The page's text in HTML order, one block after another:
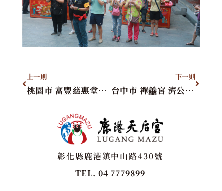
上一則
桃園市 富豐慈惠堂進香團
下一則
台中市 禪譱宮 濟公禪師
彰化縣鹿港鎮中山路430號
TEL. 04 7779899